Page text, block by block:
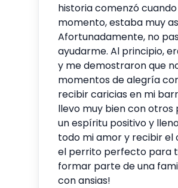
historia comenzó
momento, estaba muy
Afortunadamente, no
ayudarme. Al principio,
y me demostraron que
momentos de alegría
recibir caricias en mi
llevo muy bien con
un espíritu positivo y
todo mi amor y recibir el
el perrito perfecto para
formar parte de una
con ansias!